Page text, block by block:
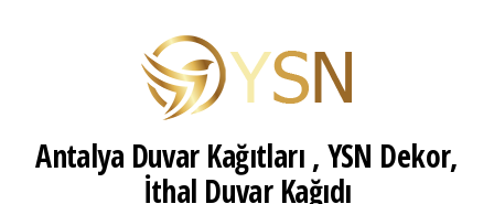
Antalya Duvar Kağıtları , YSN Dekor,
İthal Duvar Kağıdı